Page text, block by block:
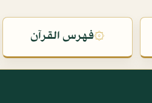
۞فهرس القرآن